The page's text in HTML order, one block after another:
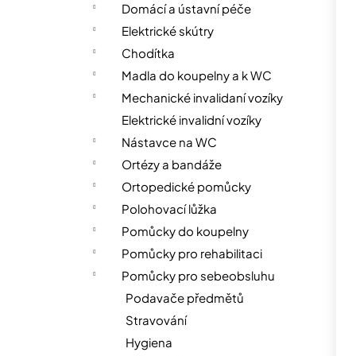
Domácí a ústavní péče
Elektrické skútry
Chodítka
Madla do koupelny a k WC
Mechanické invalidaní vozíky
Elektrické invalidní vozíky
Nástavce na WC
Ortézy a bandáže
Ortopedické pomůcky
Polohovací lůžka
Pomůcky do koupelny
Pomůcky pro rehabilitaci
Pomůcky pro sebeobsluhu
Podavače předmětů
Stravování
Hygiena